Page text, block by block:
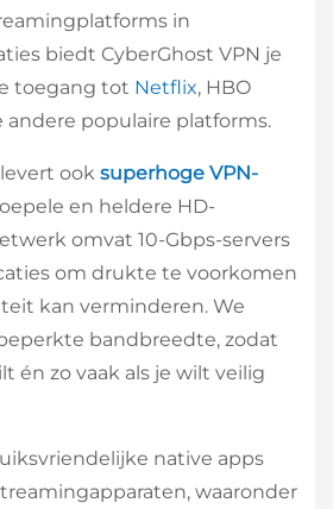
in
biedt CyberGhost VPN je
toegang tot Netflix, HBO
andere populaire platforms.
ook superhoge VPN-
en heldere HD-
omvat 10-Gbps-servers
om drukte te voorkomen
kan verminderen. We
bandbreedte, zodat
én zo vaak als je wilt veilig
native apps
waaronder